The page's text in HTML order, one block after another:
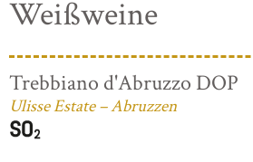
Weißweine
Trebbiano d'Abruzzo DOP
Ulisse Estate – Abruzzen